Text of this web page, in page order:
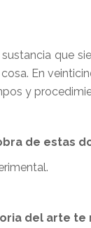
que
En
y
de estas
del arte te